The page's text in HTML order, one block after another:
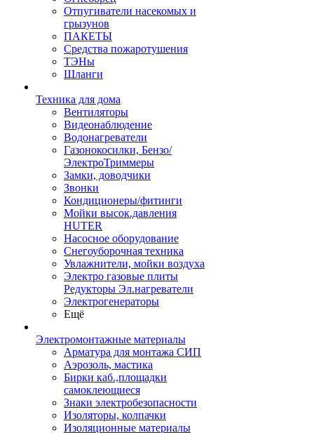
Отпугиватели насекомых и
грызунов
ПАКЕТЫ
Средства пожаротушения
ТЭНы
Шланги
Техника для дома
Вентиляторы
Видеонаблюдение
Водонагреватели
Газонокосилки, Бензо/
ЭлектроТриммеры
Замки, доводчики
Звонки
Кондиционеры/фитинги
Мойки высок.давления
HUTER
Насосное оборудование
Снегоуборочная техника
Увлажнители, мойки воздуха
Электро газовые плиты
Редукторы Эл.нагреватели
Электрогенераторы
Ещё
Электромонтажные материалы
Арматура для монтажа СИП
Аэрозоль, мастика
Бирки каб.,площадки
самоклеющиеся
Знаки электробезопасности
Изоляторы, колпачки
Изоляционные материалы